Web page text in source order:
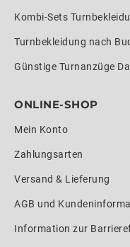
Kombi-Sets
Turnbekleidung nach
Günstige Turnanzüge
ONLINE-SHOP
Mein Konto
Zahlungsarten
Versand & Lieferung
AGB und
Information zur